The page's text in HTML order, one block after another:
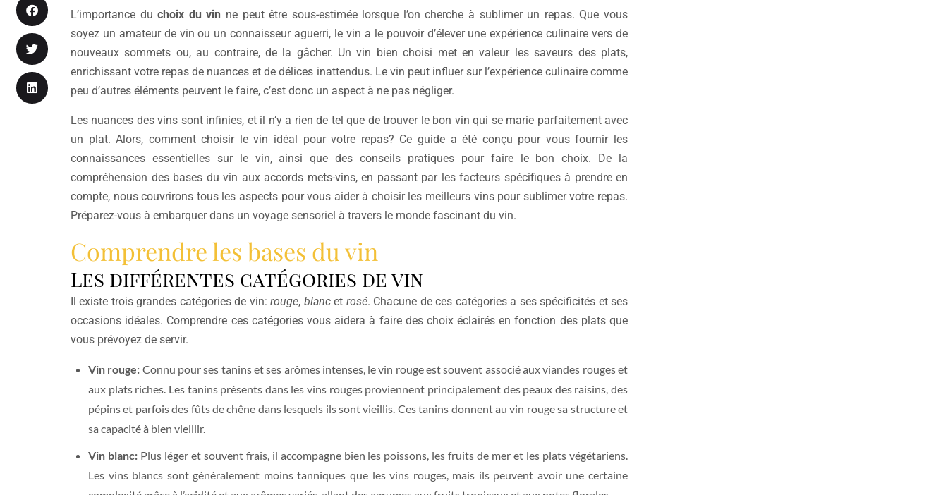
L’importance duchoix du vin ne peut être sous-estimée lorsque l’on cherche à sublimer un repas. Que vous
soyez un amateur de vin ou un connaisseur aguerri, le vin a le pouvoir d’élever une expérience culinaire vers de
nouveaux sommets ou, au contraire, de la gâcher. Un vin bien choisi met en valeur les saveurs des plats,
enrichissant votre repas de nuances et de délices inattendus. Le vin peut influer sur l’expérience culinaire comme
peu d’autres éléments peuvent le faire, c’est donc un aspect à ne pas négliger.
Les nuances des vins sont infinies, et il n’y a rien de tel que de trouver le bon vin qui se marie parfaitement avec
un plat. Alors, comment choisir le vin idéal pour votre repas? Ce guide a été conçu pour vous fournir les
connaissances essentielles sur le vin, ainsi que des conseils pratiques pour faire le bon choix. De la
compréhension des bases du vin aux accords mets-vins, en passant par les facteurs spécifiques à prendre en
compte, nous couvrirons tous les aspects pour vous aider à choisir les meilleurs vins pour sublimer votre repas.
Préparez-vous à embarquer dans un voyage sensoriel à travers le monde fascinant du vin.
Comprendre les bases du vin
Les différentes catégories de vin
Il existe trois grandes catégories de vin:rouge, blancet rosé. Chacune de ces catégories a ses spécificités et ses
occasions idéales. Comprendre ces catégories vous aidera à faire des choix éclairés en fonction des plats que
vous prévoyez de servir.
Vin rouge: Connu pour ses tanins et ses arômes intenses, le vin rouge est souvent associé aux viandes rouges et
aux plats riches. Les tanins présents dans les vins rouges proviennent principalement des peaux des raisins, des
pépins et parfois des fûts de chêne dans lesquels ils sont vieillis. Ces tanins donnent au vin rouge sa structure et
sa capacité à bien vieillir.
Vin blanc:Plus léger et souvent frais, il accompagne bien les poissons, les fruits de mer et les plats végétariens.
Les vins blancs sont généralement moins tanniques que les vins rouges, mais ils peuvent avoir une certaine